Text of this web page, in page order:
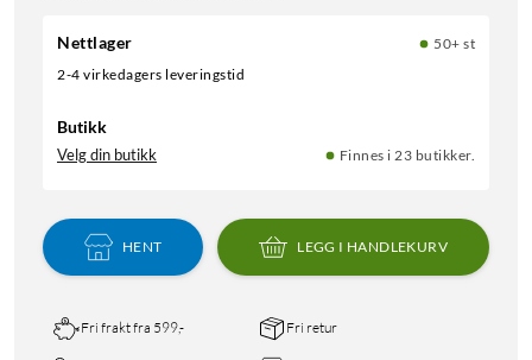
Nettlager
50+ st
2-4 virkedagers leveringstid
Butikk
Velg din butikk Finnes i 23 butikker.
HENT LEGG I HANDLEKURV
Fri frakt fra 599,- Fri retur